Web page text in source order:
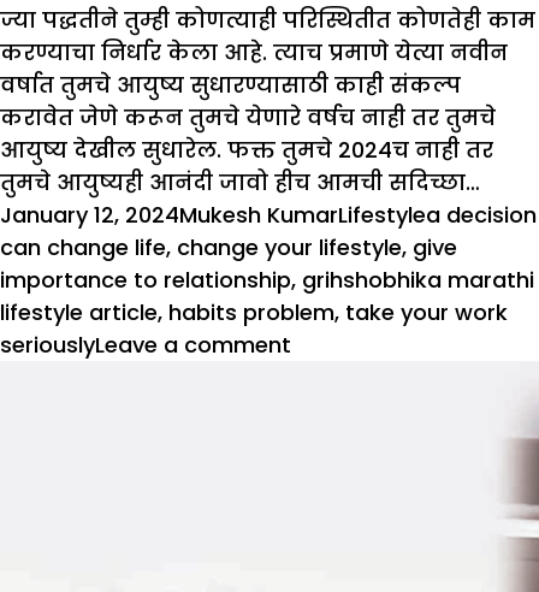
ज्या पद्धतीने तुम्ही कोणत्याही परिस्थितीत कोणतेही काम
करण्याचा निर्धार केला आहे. त्याच प्रमाणे येत्या नवीन
वर्षात तुमचे आयुष्य सुधारण्यासाठी काही संकल्प
करावेत जेणे करून तुमचे येणारे वर्षच नाही तर तुमचे
आयुष्य देखील सुधारेल. फक्त तुमचे 2024च नाही तर
तुमचे आयुष्यही आनंदी जावो हीच आमची सदिच्छा…
Posted
on
January 12, 2024Author
Mukesh KumarCategories
LifestyleTags
a decision
can change life, change your lifestyle, give
importance to relationship, grihshobhika marathi
lifestyle article, habits problem, take your work
seriouslyLeave a comment